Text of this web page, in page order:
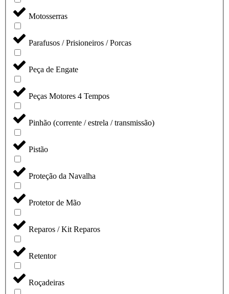
Motosserras
Parafusos / Prisioneiros / Porcas
Peça de Engate
Peças Motores 4 Tempos
Pinhão (corrente / estrela / transmissão)
Pistão
Proteção da Navalha
Protetor de Mão
Reparos / Kit Reparos
Retentor
Roçadeiras